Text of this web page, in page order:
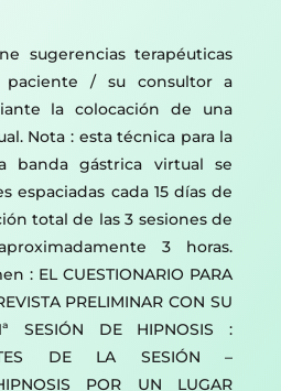
sugerencias terapéuticas
paciente / su consultor a
la colocación de una
Nota : esta técnica para la
banda gástrica virtual se
espaciadas cada 15 días de
total de las 3 sesiones de
3 horas.
: EL CUESTIONARIO PARA
PRELIMINAR CON SU
SESIÓN DE HIPNOSIS :
DE LA SESIÓN –
POR UN LUGAR